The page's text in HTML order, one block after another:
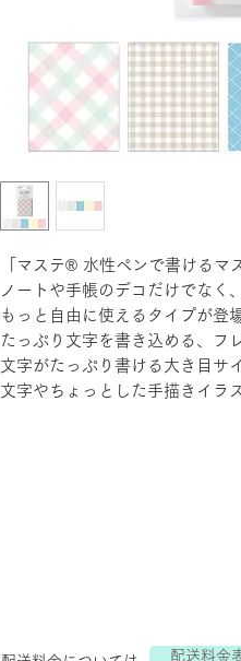
「マステ® 水性ペンで書けるマ
ノートや手帳のデコだけでなく
もっと自由に使えるタイプが登
たっぷり文字を書き込める、フ
文字がたっぷり書ける大き目サ
文字やちょっとした手描きイラ
配送料金